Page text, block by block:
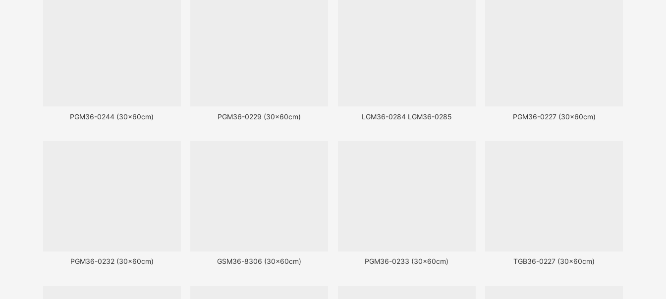
PGM36-0244 (30x60cm) PGM36-0229 (30x60cm) LGM36-0284 LGM36-0285 PGM36-0227 (30x60cm)
PGM36-0232 (30x60cm) GSM36-8306 (30x60cm) PGM36-0233 (30x60cm) TGB36-0227 (30x60cm)